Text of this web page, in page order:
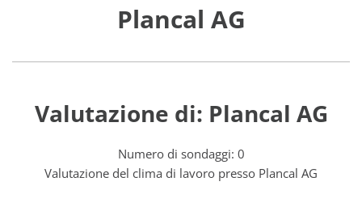
Plancal AG
Valutazione di: Plancal AG
Numero di sondaggi: 0
Valutazione del clima di lavoro presso Plancal AG